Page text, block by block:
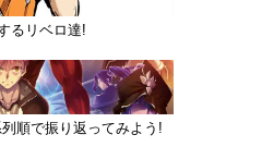
るリベロ達!
列順で振り返ってみよう!